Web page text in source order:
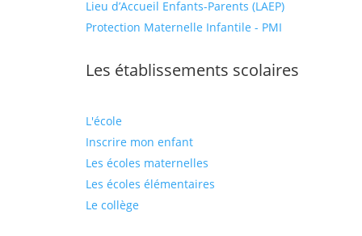
Lieu d’Accueil Enfants-Parents (LAEP)
Protection Maternelle Infantile - PMI
Les établissements scolaires
L'école
Inscrire mon enfant
Les écoles maternelles
Les écoles élémentaires
Le collège